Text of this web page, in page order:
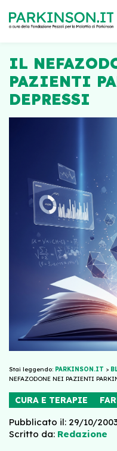
IL
PAZIENTI
DEPRESSI
Stai leggendo: PARKINSON.IT >
NEFAZODONE NEI PAZIENTI
CURA E TERAPIE
Pubblicato il: 29/10/
Scritto da: Redazione